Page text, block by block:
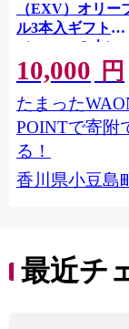
（EXV）オリー
ル3本入ギフト
（150ml×３本）
ン産
10,000 円
たまった
POINTで寄附
る！
香川県小豆島
最近チ